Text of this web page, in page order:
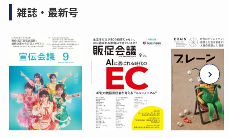
雑誌・最新号